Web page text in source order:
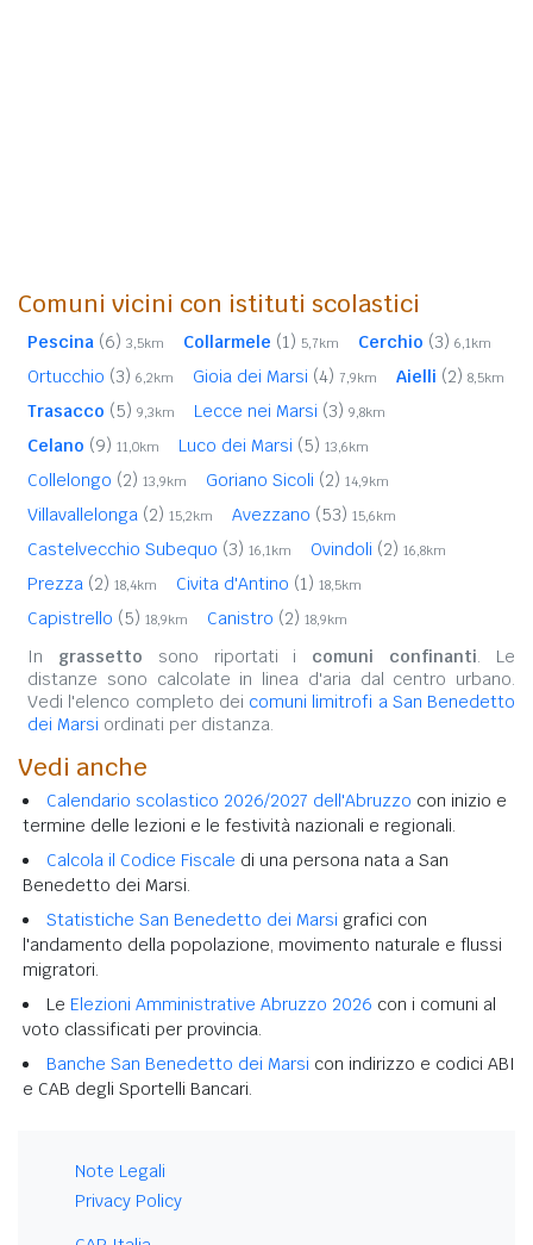
Comuni vicini con istituti scolastici
Pescina (6) 3,5km Collarmele (1) 5,7km Cerchio (3) 6,1km
Ortucchio (3) 6,2km Gioia dei Marsi (4) 7,9km Aielli (2) 8,5km
Trasacco (5) 9,3km Lecce nei Marsi (3) 9,8km
Celano (9) 11,0km Luco dei Marsi (5) 13,6km
Collelongo (2) 13,9km Goriano Sicoli (2) 14,9km
Villavallelonga (2) 15,2km Avezzano (53) 15,6km
Castelvecchio Subequo (3) 16,1km Ovindoli (2) 16,8km
Prezza (2) 18,4km Civita d'Antino (1) 18,5km
Capistrello (5) 18,9km Canistro (2) 18,9km
In grassetto sono riportati i comuni confinanti. Le
distanze sono calcolate in linea d'aria dal centro urbano.
Vedi l'elenco completo dei comuni limitrofi a San Benedetto
dei Marsi ordinati per distanza.
Vedi anche
Calendario scolastico 2026/2027 dell'Abruzzo con inizio e
termine delle lezioni e le festività nazionali e regionali.
Calcola il Codice Fiscale di una persona nata a San
Benedetto dei Marsi.
Statistiche San Benedetto dei Marsi grafici con
l'andamento della popolazione, movimento naturale e flussi
migratori.
Le Elezioni Amministrative Abruzzo 2026 con i comuni al
voto classificati per provincia.
Banche San Benedetto dei Marsi con indirizzo e codici ABI
e CAB degli Sportelli Bancari.
Note Legali
Privacy Policy